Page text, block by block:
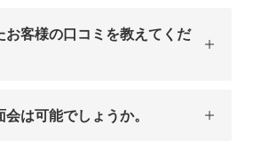
お客様の口コミを教えてくだ
は可能でしょうか。